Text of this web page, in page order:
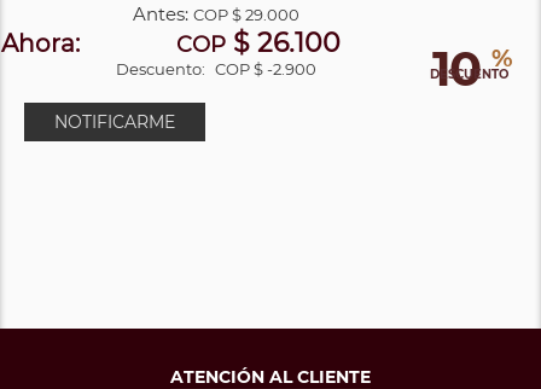
10 %
DESCUENTO
Antes:COP$ 29.000
Ahora: COP $ 26.100
Descuento: COP $ -2.900
NOTIFICARME
ATENCIÓN AL CLIENTE